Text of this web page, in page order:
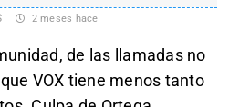
2 meses hace
de las llamadas no
VOX tiene menos tanto